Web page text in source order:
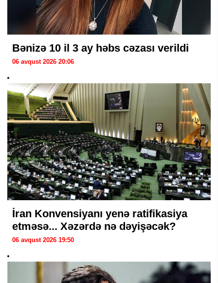
Bənizə 10 il 3 ay həbs cəzası verildi
06 avqust 2026 20:06
İran Konvensiyanı yenə ratifikasiya
etməsə... Xəzərdə nə dəyişəcək?
06 avqust 2026 19:50